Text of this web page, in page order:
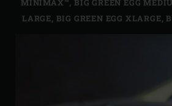
MINIMAX™, BIG GREEN EGG
LARGE, BIG GREEN EGG XLARGE,